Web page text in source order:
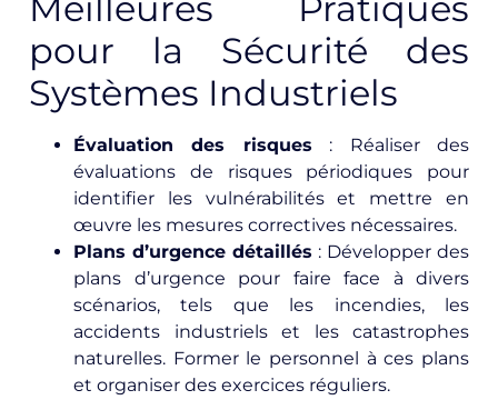
Meilleures Pratiques
pour la Sécurité des
Systèmes Industriels
Évaluation des risques : Réaliser des
évaluations de risques périodiques pour
identifier les vulnérabilités et mettre en
œuvre les mesures correctives nécessaires.
Plans d’urgence détaillés : Développer des
plans d’urgence pour faire face à divers
scénarios, tels que les incendies, les
accidents industriels et les catastrophes
naturelles. Former le personnel à ces plans
et organiser des exercices réguliers.